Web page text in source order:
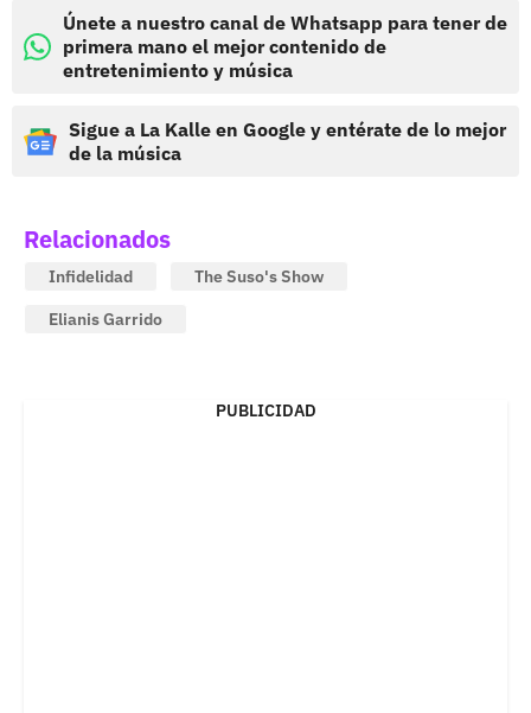
Únete a nuestro canal de Whatsapp para tener de
primera mano el mejor contenido de
entretenimiento y música
Sigue a La Kalle en Google y entérate de lo mejor
de la música
Relacionados
Infidelidad
The Suso's Show
Elianis Garrido
PUBLICIDAD